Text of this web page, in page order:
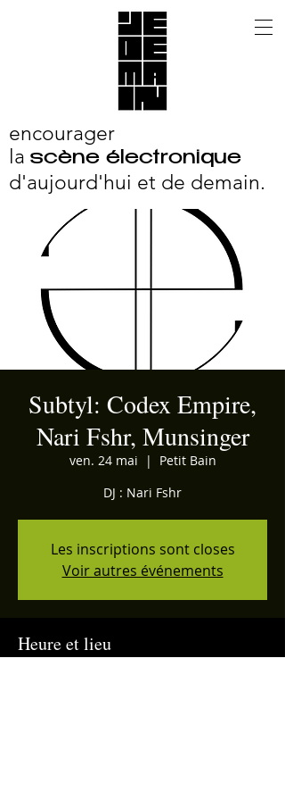
encourager
la scène électronique
d'aujourd'hui et de demain.
Subtyl: Codex Empire,
Nari Fshr, Munsinger
ven. 24 mai
  |
Petit Bain
DJ : Nari Fshr
Les inscriptions sont closes
Voir autres événements
Heure et lieu